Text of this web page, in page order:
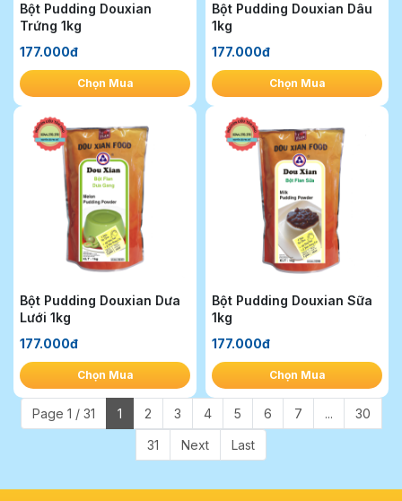
Bột Pudding Douxian
Trứng 1kg
177.000đ
Chọn Mua
Bột Pudding Douxian Dâu
1kg
177.000đ
Chọn Mua
Bột Pudding Douxian Dưa
Lưới 1kg
177.000đ
Chọn Mua
Bột Pudding Douxian Sữa
1kg
177.000đ
Chọn Mua
Page 1 / 31 1 2 3 4 5 6 7 ... 30
31 Next Last